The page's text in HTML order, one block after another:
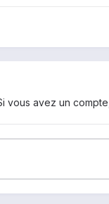
vous avez un compte,